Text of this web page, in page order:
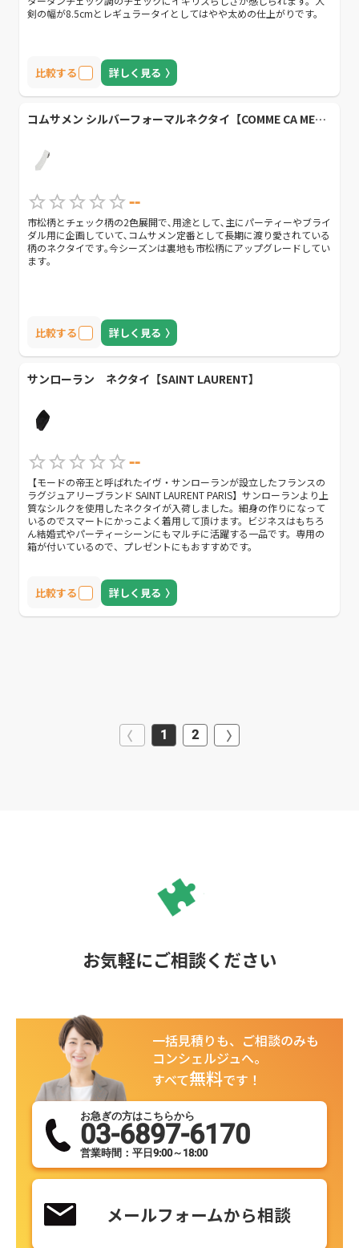
剣の幅が8.5cmとレギュラータイとしてはやや太めの仕上がりです。
比較する 詳しく見る
コムサメン シルバーフォーマルネクタイ【COMME CA MEN】
--
市松柄とチェック柄の2色展開で､用途として､主にパーティーやブライ
ダル用に企画していて､コムサメン定番として長期に渡り愛されている
柄のネクタイです｡今シーズンは裏地も市松柄にアップグレードしてい
ます｡
比較する 詳しく見る
サンローラン ネクタイ【SAINT LAURENT】
--
【モードの帝王と呼ばれたイヴ・サンローランが設立したフランスの
ラグジュアリーブランド SAINT LAURENT PARIS】サンローランより上
質なシルクを使用したネクタイが入荷しました。細身の作りになって
いるのでスマートにかっこよく着用して頂けます。ビジネスはもちろ
ん結婚式やパーティーシーンにもマルチに活躍する一品です。専用の
箱が付いているので、プレゼントにもおすすめです。
比較する 詳しく見る
1 2
お気軽にご相談ください
一括見積りも、ご相談のみも
コンシェルジュへ。
すべて無料です！
お急ぎの方はこちらから
03-6897-6170
営業時間：平日9:00～18:00
メールフォームから相談